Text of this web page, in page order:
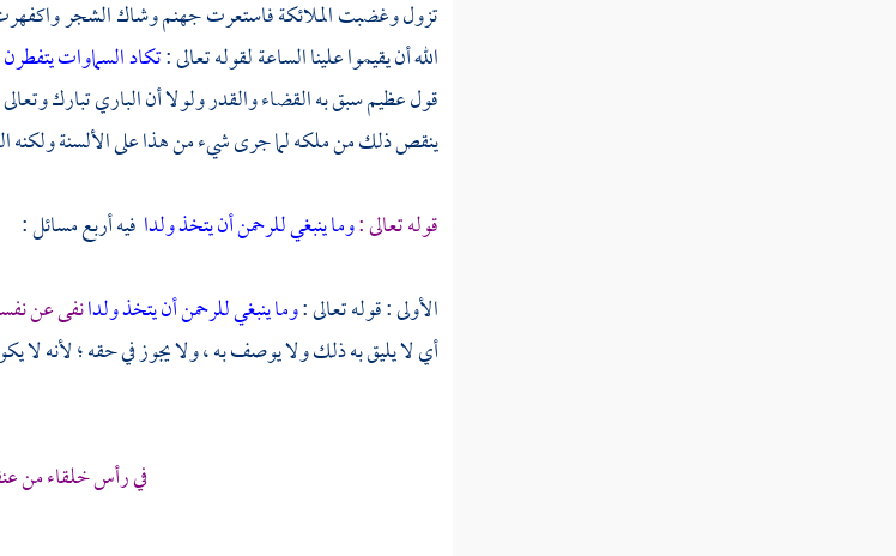
تزول وغضبت الملائكة فاستعرت جهنم وشاك الشجر
الله أن يقيموا علينا الساعة لقوله تعالى :تكاد السماوات
قول عظيم سبق به القضاء والقدر ولولا أن الباري تبارك
ينقص ذلك من ملكه لما جرى شيء من هذا على الألسنة ولكنه
قوله تعالى :وما ينبغي للرحمن أن يتخذ ولدا فيه أربع مسائل :
الأولى : قوله تعالى :وما ينبغي للرحمن أن يتخذ ولدانفى عن
أي لا يليق به ذلك ولا يوصف به ، ولا يجوز في حقه ؛ لأنه لا
في رأس خلقاء من